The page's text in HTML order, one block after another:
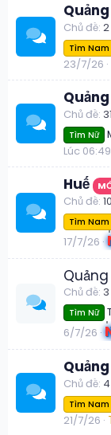
Chủ đề 2
Tìm Nam
23/7/26
Chủ đề 31
Tìm Nữ
Lúc 06:49
Huế
Chủ đề 10
Tìm Nam
17/7/26
Chủ đề 3
Tìm Nữ
6/7/26
Chủ đề 4
Tìm Nam
21/7/26